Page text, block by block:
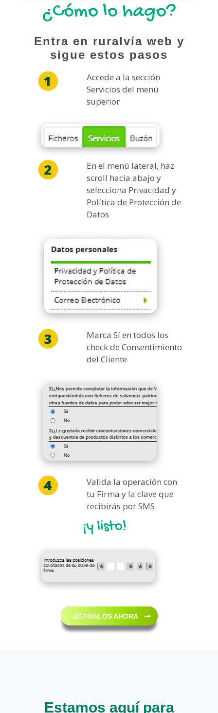
¿Cómo lo hago?
Entra en ruralvía web y
sigue estos pasos
Accede a la sección
Servicios del menú
superior
En el menú lateral, haz
scroll hacia abajo y
selecciona Privacidad y
Política de Protección de
Datos
Marca Sí en todos los
check de Consentimiento
del Cliente
Valida la operación con
tu Firma y la clave que
recibirás por SMS
¡y listo!
ACTÍVALOS AHORA
Estamos aquí para